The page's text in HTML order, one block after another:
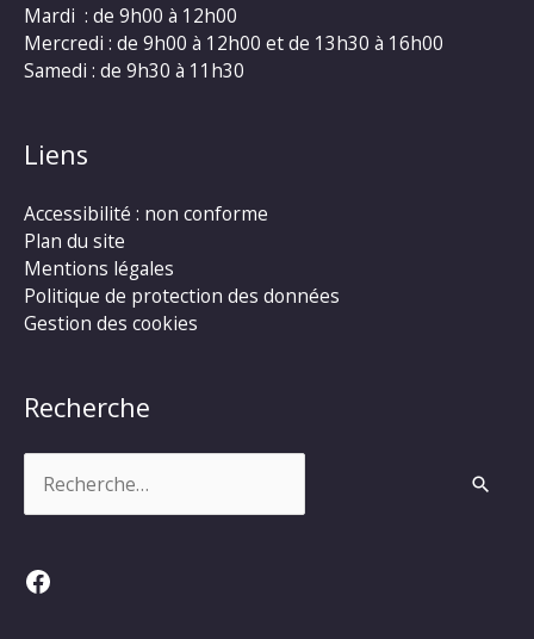
Mardi : de 9h00 à 12h00
Mercredi : de 9h00 à 12h00 et de 13h30 à 16h00
Samedi : de 9h30 à 11h30
Liens
Accessibilité : non conforme
Plan du site
Mentions légales
Politique de protection des données
Gestion des cookies
Recherche
Facebook